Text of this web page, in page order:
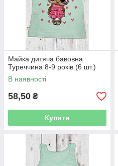
Майка дитяча бавовна
Туреччина 8-9 років (6 шт.)
В наявності
58,50 ₴
Купити